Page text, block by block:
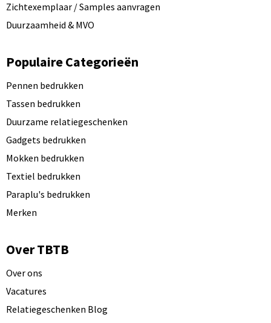
Zichtexemplaar / Samples aanvragen
Duurzaamheid & MVO
Populaire Categorieën
Pennen bedrukken
Tassen bedrukken
Duurzame relatiegeschenken
Gadgets bedrukken
Mokken bedrukken
Textiel bedrukken
Paraplu's bedrukken
Merken
Over TBTB
Over ons
Vacatures
Relatiegeschenken Blog